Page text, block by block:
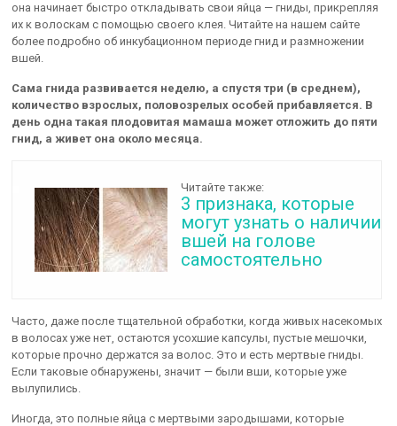
она начинает быстро откладывать свои яйца — гниды, прикрепляя
их к волоскам с помощью своего клея. Читайте на нашем сайте
более подробно об инкубационном периоде гнид и размножении
вшей.
Сама гнида развивается неделю, а спустя три (в среднем),
количество взрослых, половозрелых особей прибавляется. В
день одна такая плодовитая мамаша может отложить до пяти
гнид, а живет она около месяца.
Читайте также:
3 признака, которые
могут узнать о наличии
вшей на голове
самостоятельно
Часто, даже после тщательной обработки, когда живых насекомых
в волосах уже нет, остаются усохшие капсулы, пустые мешочки,
которые прочно держатся за волос. Это и есть мертвые гниды.
Если таковые обнаружены, значит — были вши, которые уже
вылупились.
Иногда, это полные яйца с мертвыми зародышами, которые